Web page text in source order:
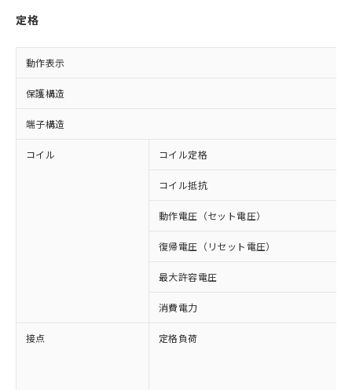
定格
動作表示
保護構造
端子構造
コイル コイル定格
コイル抵抗
動作電圧（セット電圧）
復帰電圧（リセット電圧）
最大許容電圧
消費電力
接点 定格負荷